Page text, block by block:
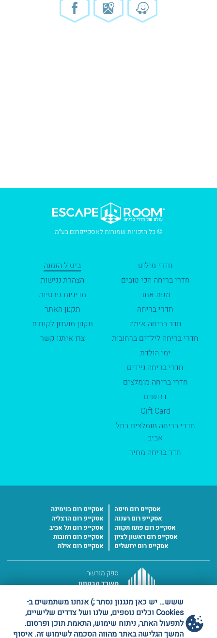
© כל הזכויות שמורות לאסקייפרום בע״מ
ביטול הזמנה
הצהרת נגישות
מדיניות פרטיות
תקנון האתר
תקנון מועדון לקוחות
צרו איתנו קשר
חדרי מילוט
חדרי בריחה הכי טובים
מפת אתר
חדרי בריחה
חדר בריחה אימה
חדרי בריחה לילדים ברחובות
ימי הולדת
חדרי בריחה ניידים
חדרי בריחה מומלצים
דרושים
Gift Card
חדרי בריחה מומלצים בתל
אביב
חדר בריחה מחיר
אסקייפ רום חיפה
אסקייפ רום בנימינה
אסקייפ רום רעננה
אסקייפ רום הרצליה
אסקייפ רום פתח תקווה
אסקייפ רום תל אביב
אסקייפ רום ראשון לציון
אסקייפ רום רחובות
אסקייפ רום ירושלים
אסקייפ רום אילת
ספק מורשה
משרד הבטחון
ששש… יש כאן מנגנון נסתר ;) אנחנו משתמשים ב-
Cookies וכלים נוספים, שלנו ושל צדדים שלישיים,
לתפעול האתר, ניתוח שימוש, התאמת תוכן ופרסום.
המשך הגלישה באתר מהווה הסכמה לשימוש זה. איסוף